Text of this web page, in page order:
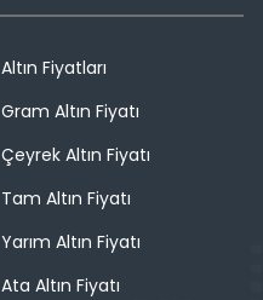
Altın Fiyatları
Gram Altın Fiyatı
Çeyrek Altın Fiyatı
Tam Altın Fiyatı
Yarım Altın Fiyatı
Ata Altın Fiyatı